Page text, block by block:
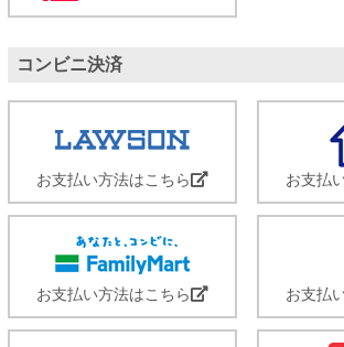
コンビニ決済
お支払い方法はこちら お支払
お支払い方法はこちら お支払